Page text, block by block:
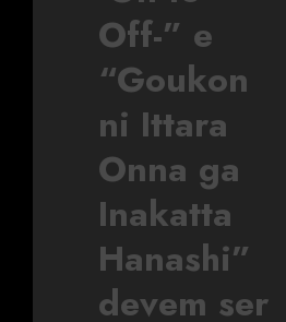
Off-” e
“Goukon
ni Ittara
Onna ga
Inakatta
Hanashi”
devem ser